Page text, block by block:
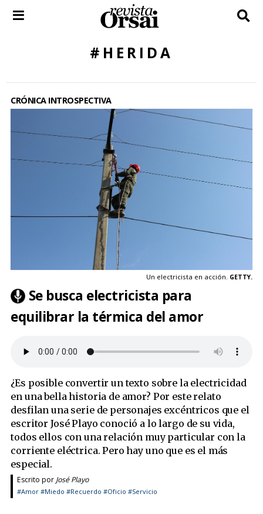
#HERIDA
CRÓNICA INTROSPECTIVA
Un electricista en acción. GETTY.
Se busca electricista para
equilibrar la térmica del amor
¿Es posible convertir un texto sobre la electricidad
en una bella historia de amor? Por este relato
desfilan una serie de personajes excéntricos que el
escritor José Playo conoció a lo largo de su vida,
todos ellos con una relación muy particular con la
corriente eléctrica. Pero hay uno que es el más
especial.
Escrito por José Playo
#Amor #Miedo #Recuerdo #Oficio #Servicio